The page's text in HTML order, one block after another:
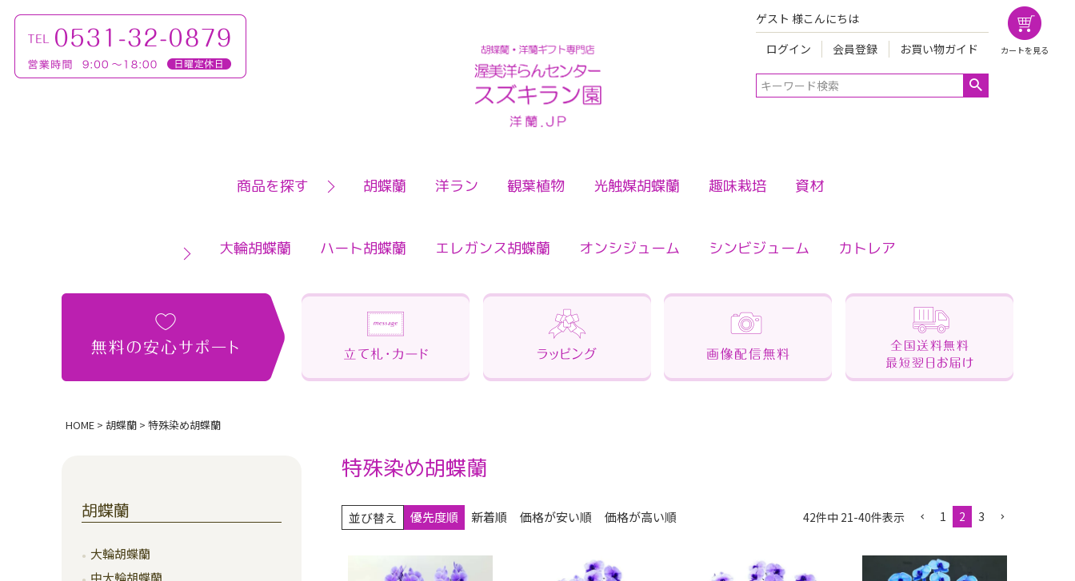
ゲスト 様こんにちは
ログイン
会員登録 お買い物ガイド カートを見る
検索
商品を探す 胡蝶蘭 洋ラン 観葉植物 光触媒胡蝶蘭 趣味栽培 資材
大輪胡蝶蘭 ハート胡蝶蘭 エレガンス胡蝶蘭 オンシジューム シンビジューム カトレア
HOME 胡蝶蘭 特殊染め胡蝶蘭
胡蝶蘭
大輪胡蝶蘭
中大輪胡蝶蘭
特殊染め胡蝶蘭
並び替え 優先度順 新着順 価格が安い順 価格が高い順 42件中 21-40件表示 1 2 3